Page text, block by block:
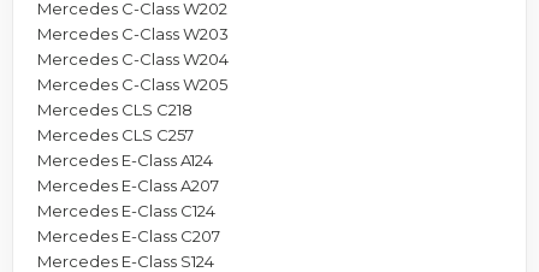
Mercedes C-Class W202
Mercedes C-Class W203
Mercedes C-Class W204
Mercedes C-Class W205
Mercedes CLS C218
Mercedes CLS C257
Mercedes E-Class A124
Mercedes E-Class A207
Mercedes E-Class C124
Mercedes E-Class C207
Mercedes E-Class S124